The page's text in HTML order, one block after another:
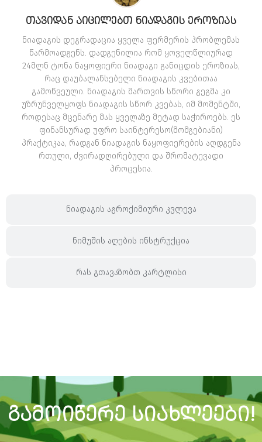
ნიადაგის აგროქიმიური კვლევა
ნიმუშის აღების ინსტრუქცია
რას გთავაზობთ კარტლისი
ᲗᲐᲕᲘᲓᲐᲜ ᲐᲘᲪᲘᲚᲔᲑᲗ ᲜᲘᲐᲓᲐᲒᲘᲡ ᲔᲠᲝᲖᲘᲐᲡ
ნიადაგის დეგრადაცია ყველა ფერმერის პრობლემას
წარმოადგენს. დადგენილია რომ ყოველწლიურად
24მლნ ტონა ნაყოფიერი ნიადაგი განიცდის ეროზიას,
რაც დაუბალანსებელი ნიადაგის კვებითაა
გამოწვეული. ნიადაგის მართვის სწორი გეგმა კი
უზრუნველყოფს ნიადაგის სწორ კვებას, იმ მომენტში,
როდესაც მცენარე მას ყველაზე მეტად საჭიროებს. ეს
ფინანსურად უფრო საინტერესო(მომგებიანი)
პრაქტიკაა, რადგან ნიადაგის ნაყოფიერების აღდგენა
რთული, ძვირადღირებული და შრომატევადი
პროცესია.
ᲒᲐᲛᲝᲘᲬᲔᲠᲔ ᲡᲘᲐᲮᲚᲔᲔᲑᲘ!